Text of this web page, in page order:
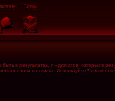
в результатах, и - для слов, которых в
слова из списка. Используйте * в